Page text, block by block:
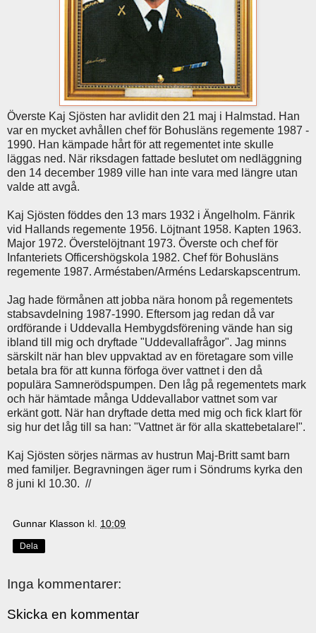
Överste Kaj Sjösten har avlidit den 21 maj i Halmstad. Han
var en mycket avhållen chef för Bohusläns regemente 1987 -
1990. Han kämpade hårt för att regementet inte skulle
läggas ned. När riksdagen fattade beslutet om nedläggning
den 14 december 1989 ville han inte vara med längre utan
valde att avgå.
Kaj Sjösten föddes den 13 mars 1932 i Ängelholm. Fänrik
vid Hallands regemente 1956. Löjtnant 1958. Kapten 1963.
Major 1972. Överstelöjtnant 1973. Överste och chef för
Infanteriets Officershögskola 1982. Chef för Bohusläns
regemente 1987. Arméstaben/Arméns Ledarskapscentrum.
Jag hade förmånen att jobba nära honom på regementets
stabsavdelning 1987-1990. Eftersom jag redan då var
ordförande i Uddevalla Hembygdsförening vände han sig
ibland till mig och dryftade "Uddevallafrågor". Jag minns
särskilt när han blev uppvaktad av en företagare som ville
betala bra för att kunna förfoga över vattnet i den då
populära Samnerödspumpen. Den låg på regementets mark
och här hämtade många Uddevallabor vattnet som var
erkänt gott. När han dryftade detta med mig och fick klart för
sig hur det låg till sa han: "Vattnet är för alla skattebetalare!".
Kaj Sjösten sörjes närmas av hustrun Maj-Britt samt barn
med familjer. Begravningen äger rum i Söndrums kyrka den
8 juni kl 10.30. //
Gunnar Klasson kl. 10:09
Dela
Inga kommentarer:
Skicka en kommentar